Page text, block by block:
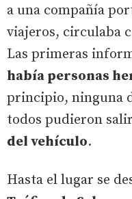
a una compañía
viajeros, circulaba
Las primeras
había personas
principio, ninguna
todos pudieron
del vehículo.
Hasta el lugar se